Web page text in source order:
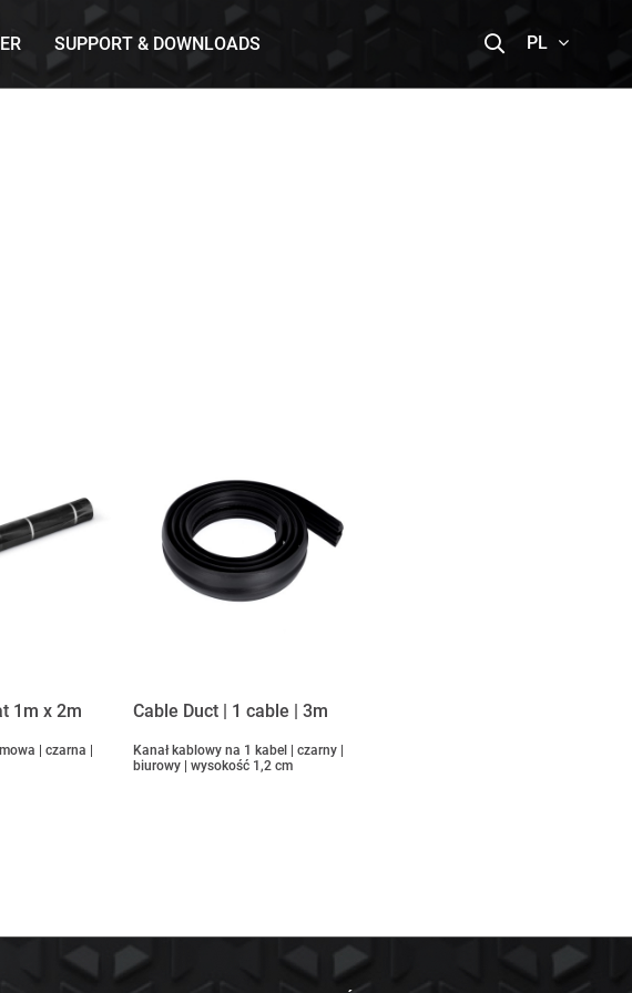
SUPPORT & DOWNLOADS PL
1m x 2m
| czarna |
Cable Duct | 1 cable | 3m
Kanał kablowy na 1 kabel | czarny |
biurowy | wysokość 1,2 cm